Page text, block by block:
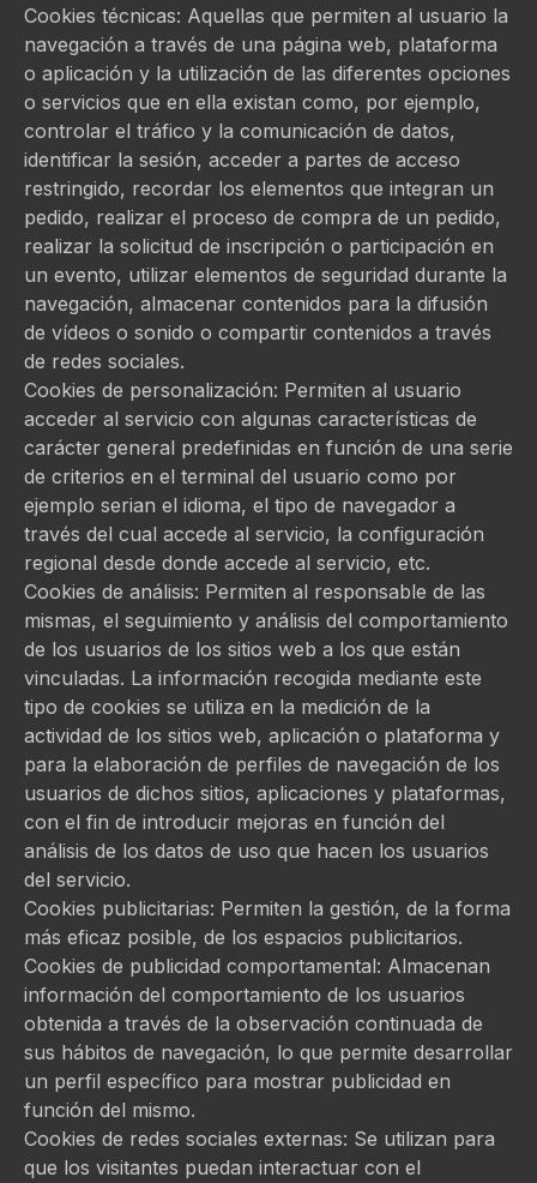
Cookies técnicas: Aquellas que permiten al usuario la
navegación a través de una página web, plataforma
o aplicación y la utilización de las diferentes opciones
o servicios que en ella existan como, por ejemplo,
controlar el tráfico y la comunicación de datos,
identificar la sesión, acceder a partes de acceso
restringido, recordar los elementos que integran un
pedido, realizar el proceso de compra de un pedido,
realizar la solicitud de inscripción o participación en
un evento, utilizar elementos de seguridad durante la
navegación, almacenar contenidos para la difusión
de vídeos o sonido o compartir contenidos a través
de redes sociales.
Cookies de personalización: Permiten al usuario
acceder al servicio con algunas características de
carácter general predefinidas en función de una serie
de criterios en el terminal del usuario como por
ejemplo serian el idioma, el tipo de navegador a
través del cual accede al servicio, la configuración
regional desde donde accede al servicio, etc.
Cookies de análisis: Permiten al responsable de las
mismas, el seguimiento y análisis del comportamiento
de los usuarios de los sitios web a los que están
vinculadas. La información recogida mediante este
tipo de cookies se utiliza en la medición de la
actividad de los sitios web, aplicación o plataforma y
para la elaboración de perfiles de navegación de los
usuarios de dichos sitios, aplicaciones y plataformas,
con el fin de introducir mejoras en función del
análisis de los datos de uso que hacen los usuarios
del servicio.
Cookies publicitarias: Permiten la gestión, de la forma
más eficaz posible, de los espacios publicitarios.
Cookies de publicidad comportamental: Almacenan
información del comportamiento de los usuarios
obtenida a través de la observación continuada de
sus hábitos de navegación, lo que permite desarrollar
un perfil específico para mostrar publicidad en
función del mismo.
Cookies de redes sociales externas: Se utilizan para
que los visitantes puedan interactuar con el